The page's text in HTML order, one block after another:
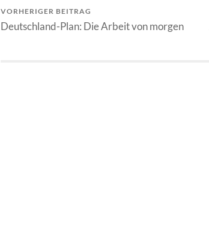
VORHERIGER BEITRAG
Deutschland-Plan: Die Arbeit von morgen